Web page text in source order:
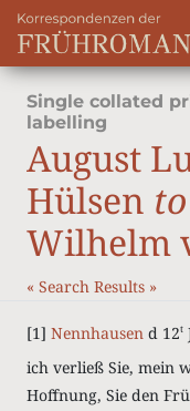
Single collated
labelling
August
Hülsen to
Wilhelm
« Search Results »
[1] Nennhausen d 12t
ich verließ Sie, mein
Hoffnung, Sie den